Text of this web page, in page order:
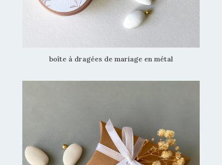
boîte à dragées de mariage en métal